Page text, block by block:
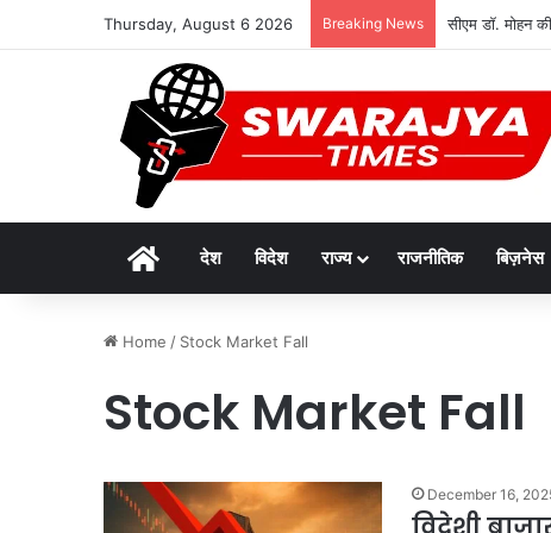
Thursday, August 6 2026 Breaking News सीएम डॉ. मोहन
Homeदेश विदेश राज्य राजनीतिक बिज़नेस
Home / Stock Market Fall
Stock Market Fall
December 16,